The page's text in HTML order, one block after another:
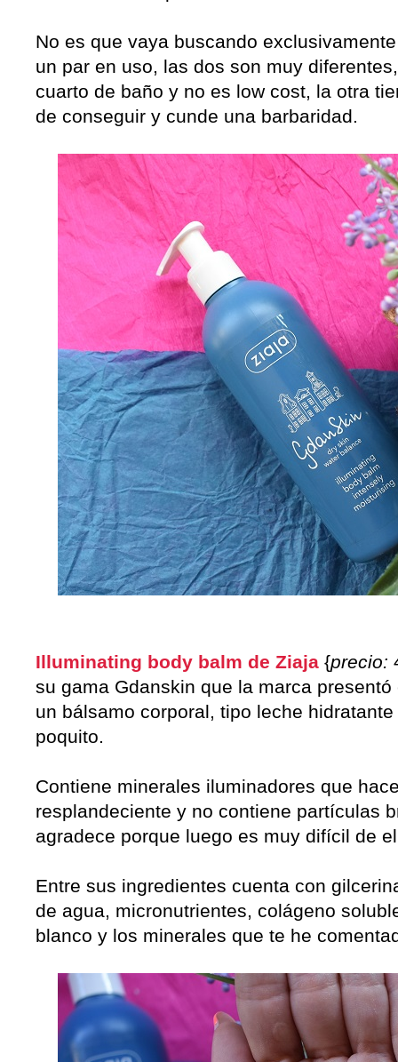
No es que vaya buscando
un par en uso, las dos son muy
cuarto de baño y no es low cost, la otra
de conseguir y cunde una barbaridad.
Illuminating body balm de Ziaja {precio:
su gama Gdanskin que la marca
un bálsamo corporal, tipo leche
poquito.
Contiene minerales iluminadores que
resplandeciente y no contiene partículas
agradece porque luego es muy difícil de
Entre sus ingredientes cuenta con
de agua, micronutrientes, colágeno
blanco y los minerales que te he